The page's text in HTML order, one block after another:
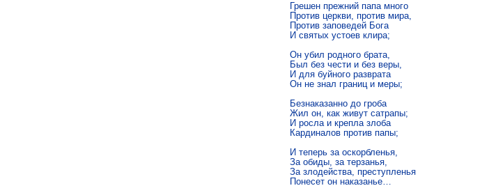
Грешен прежний папа много
Против церкви, против мира,
Против заповедей Бога
И святых устоев клира;
Он убил родного брата,
Был без чести и без веры,
И для буйного разврата
Он не знал границ и меры;
Безнаказанно до гроба
Жил он, как живут сатрапы;
И росла и крепла злоба
Кардиналов против папы;
И теперь за оскорбленья,
За обиды, за терзанья,
За злодейства, преступленья
Понесет он наказанье…